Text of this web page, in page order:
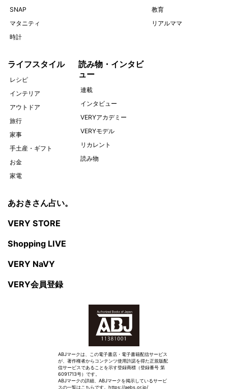
SNAP
マタニティ
時計
教育
リアルママ
ライフスタイル
レシピ
インテリア
アウトドア
旅行
家事
手土産・ギフト
お金
家電
読み物・インタビ
ュー
連載
インタビュー
VERYアカデミー
VERYモデル
リカレント
読み物
あおきさん占い。
VERY STORE
Shopping LIVE
VERY NaVY
VERY会員登録
ABJマークは、この電子書店・電子書籍配信サービス
が、著作権者からコンテンツ使用許諾を得た正規版配
信サービスであることを示す登録商標（登録番号 第
6091713号）です。
ABJマークの詳細、ABJマークを掲示しているサービ
スの一覧はこちらです。 https://aebs.or.jp/